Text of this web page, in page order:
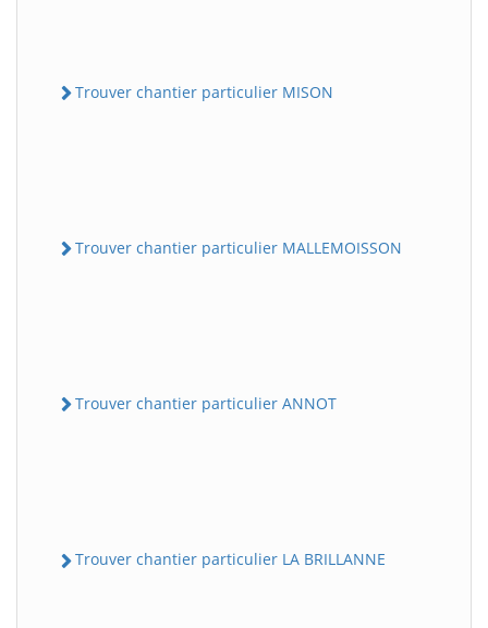
Trouver chantier particulier MISON
Trouver chantier particulier MALLEMOISSON
Trouver chantier particulier ANNOT
Trouver chantier particulier LA BRILLANNE